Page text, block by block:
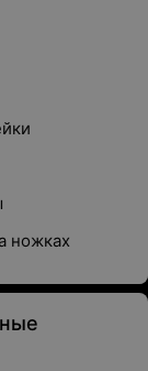
ножках